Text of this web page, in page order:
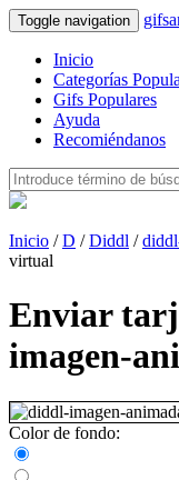
Toggle navigation
Inicio
Categorías
Gifs Populares
Ayuda
Recomiéndanos
Inicio /D /Diddl /
virtual
Enviar
imagen-
Color de fondo: